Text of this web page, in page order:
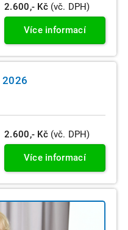
2.600,- Kč (vč. DPH)
Více informací
2026
2.600,- Kč (vč. DPH)
Více informací